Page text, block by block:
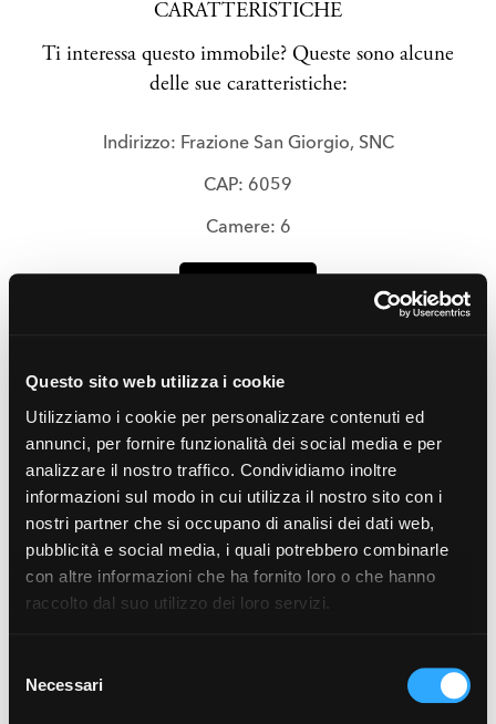
Questo sito web utilizza i cookie
Utilizziamo i cookie per personalizzare contenuti ed
annunci, per fornire funzionalità dei social media e per
analizzare il nostro traffico. Condividiamo inoltre
informazioni sul modo in cui utilizza il nostro sito con i
nostri partner che si occupano di analisi dei dati web,
pubblicità e social media, i quali potrebbero combinarle
con altre informazioni che ha fornito loro o che hanno
raccolto dal suo utilizzo dei loro servizi.
delNecessari
CARATTERISTICHE
Ti interessa questo immobile? Queste sono alcune
delle sue caratteristiche:
Indirizzo: Frazione San Giorgio, SNC
CAP: 6059
Camere: 6
Consulta la mappa e scopri le caratteristiche della
zona in cui è ubicato l'immobile: